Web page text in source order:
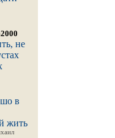
не
в
жить